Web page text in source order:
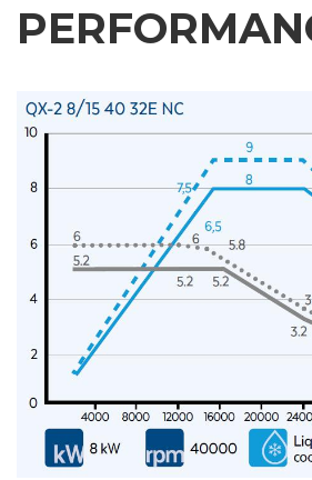
邮箱
手机
国家